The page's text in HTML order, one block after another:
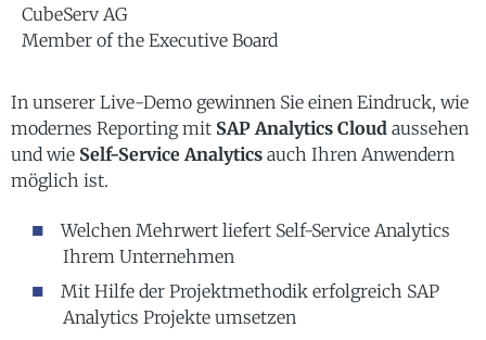
CubeServ AG
Member of the Executive Board
In unserer Live-Demo gewinnen Sie einen Eindruck, wie
modernes Reporting mit SAP Analytics Cloud aussehen
und wie Self-Service Analytics auch Ihren Anwendern
möglich ist.
Welchen Mehrwert liefert Self-Service Analytics
Ihrem Unternehmen
Mit Hilfe der Projektmethodik erfolgreich SAP
Analytics Projekte umsetzen